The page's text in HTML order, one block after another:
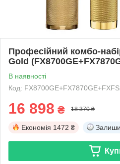
Професійний комбо-
Gold
В наявності
Код:
16 898 ₴ 18 370 ₴
Економія 1472 ₴